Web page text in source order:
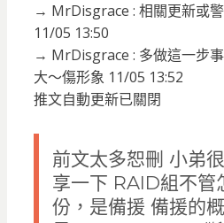
→ MrDisgrace : 相關更新或
11/05 13:50
→ MrDisgrace : 多做這一步
大～傷形象 11/05 13:52
推文自動更新已關閉
前文太多恕刪 小弟
享一下 RAID組不管
份，是備援 備援的